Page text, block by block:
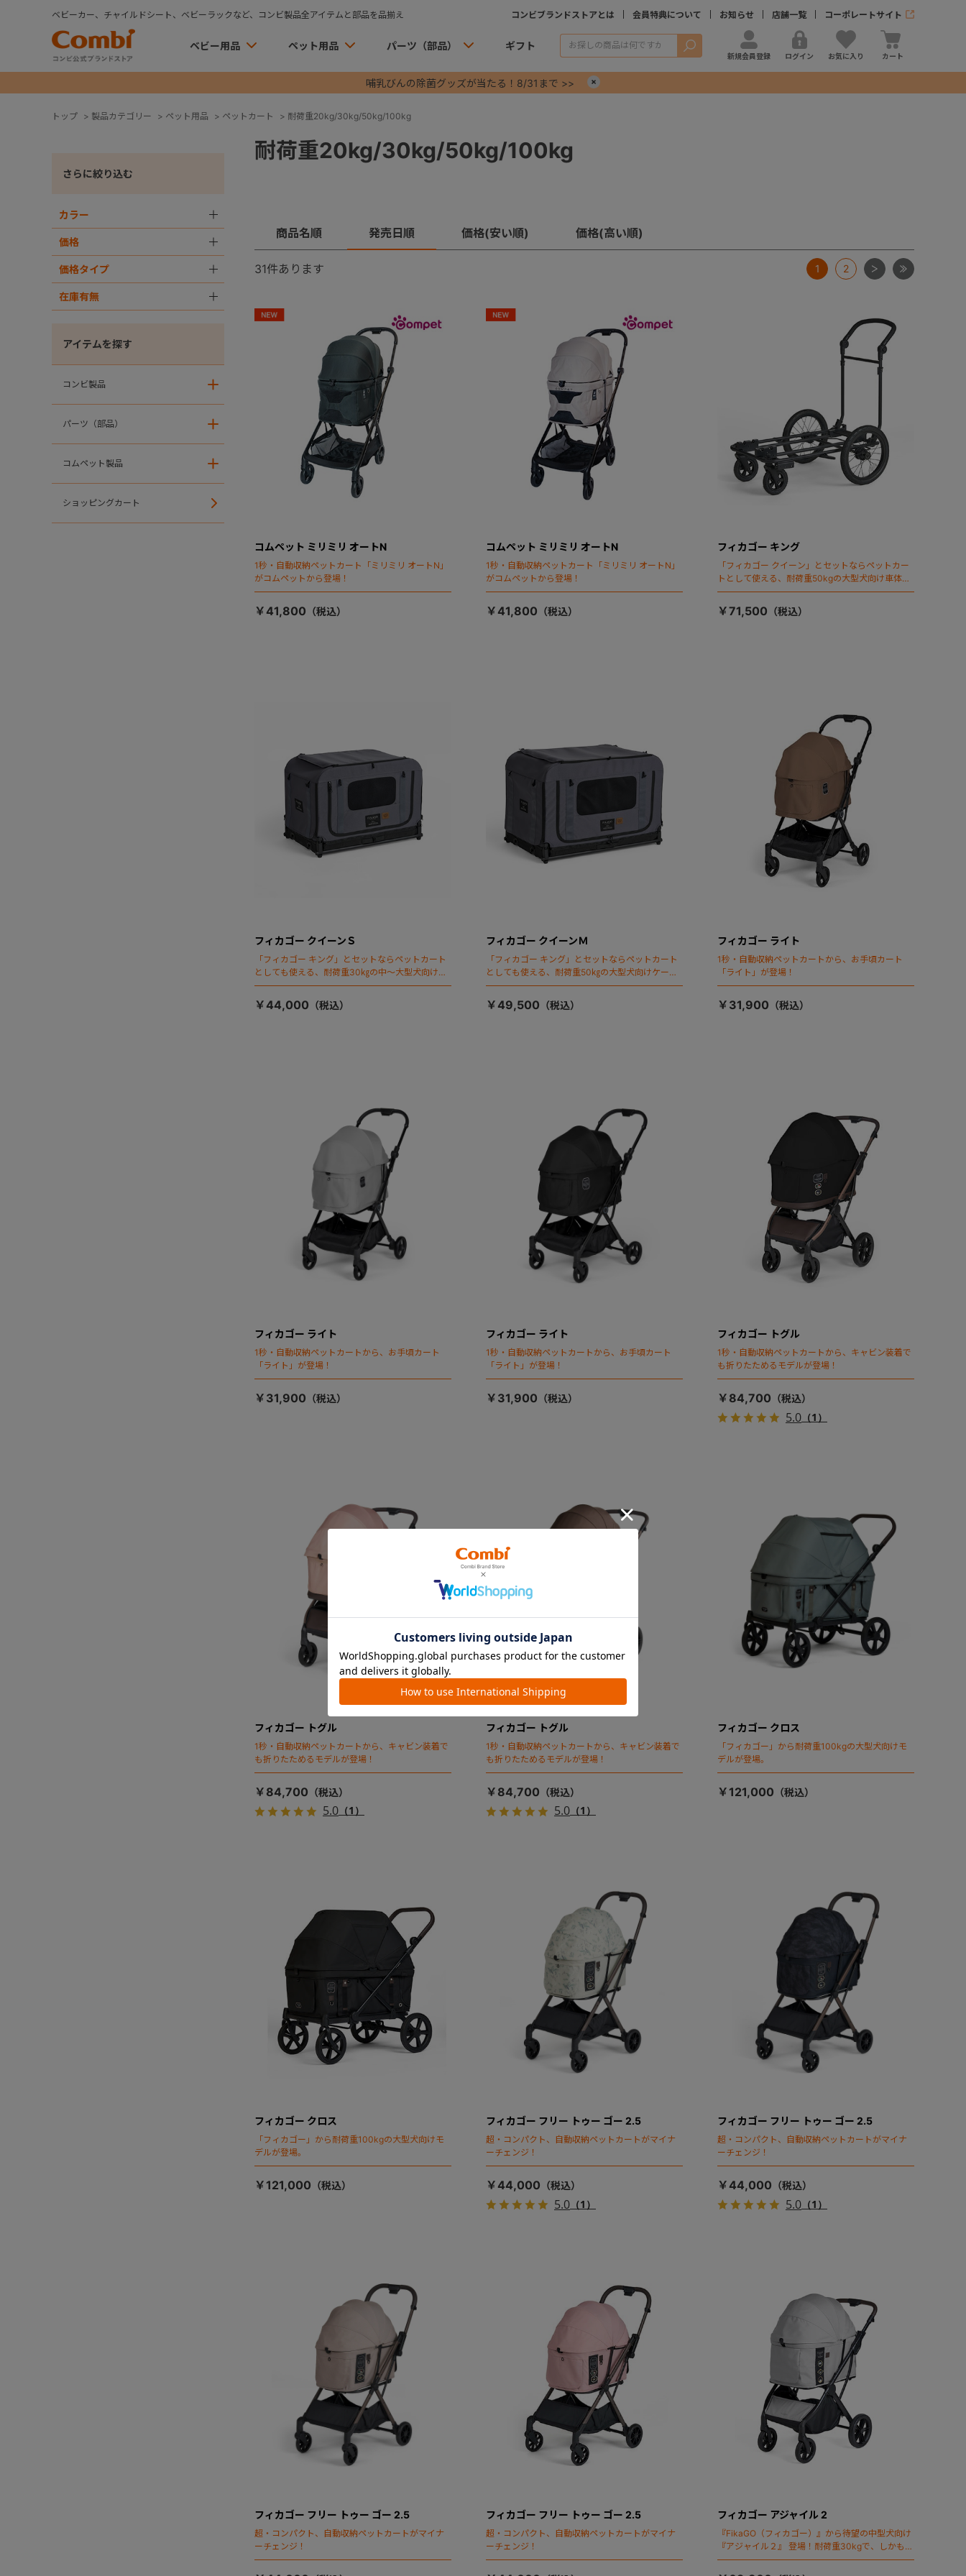
ベビーカー、チャイルドシート、ベビーラックなど、コンビ製品全アイテムと部品を品揃え コンビブランドストアとは 会員特典について お知らせ 店舗一覧 コーポレートサイト
ベビー用品 ペット用品 パーツ（部品） ギフト 検索
新規会員登録 ログイン お気に入り カート
哺乳びんの除菌グッズが当たる！8/31まで >>
トップ > 製品カテゴリー > ペット用品 > ペットカート > 耐荷重20kg/30kg/50kg/100kg
さらに絞り込む
カラー
価格
価格タイプ
在庫有無
アイテムを探す
コンビ製品
パーツ（部品）
コムペット製品
ショッピングカート
耐荷重20kg/30kg/50kg/100kg
商品名順 発売日順 価格(安い順) 価格(高い順)
31件あります 1 2 次 最後
コムペット ミリミリ オートN
1秒・自動収納ペットカート「ミリミリ オートN」
がコムペットから登場！
￥41,800
コムペット ミリミリ オートN
1秒・自動収納ペットカート「ミリミリ オートN」
がコムペットから登場！
￥41,800
フィカゴー キング
「フィカゴー クイーン」とセットならペットカー
トとして使える、耐荷重50kgの大型犬向け車体登
場！
￥71,500
フィカゴー クイーンＳ
「フィカゴー キング」とセットならペットカート
としても使える、耐荷重30㎏の中～大型犬向けケ
ージが登場！
￥44,000
フィカゴー クイーンＭ
「フィカゴー キング」とセットならペットカート
としても使える、耐荷重50㎏の大型犬向けケージ
が登場！
￥49,500
フィカゴー ライト
1秒・自動収納ペットカートから、お手頃カート
「ライト」が登場！
￥31,900
フィカゴー ライト
1秒・自動収納ペットカートから、お手頃カート
「ライト」が登場！
￥31,900
フィカゴー ライト
1秒・自動収納ペットカートから、お手頃カート
「ライト」が登場！
￥31,900
フィカゴー トグル
1秒・自動収納ペットカートから、キャビン装着で
も折りたためるモデルが登場！
￥84,700
5.0（1）
フィカゴー トグル
1秒・自動収納ペットカートから、キャビン装着で
も折りたためるモデルが登場！
￥84,700
5.0 （1）
フィカゴー トグル
1秒・自動収納ペットカートから、キャビン装着で
も折りたためるモデルが登場！
￥84,700
5.0（1）
フィカゴー クロス
「フィカゴー」から耐荷重100kgの大型犬向けモ
デルが登場。
￥121,000
フィカゴー クロス
「フィカゴー」から耐荷重100kgの大型犬向けモ
デルが登場。
￥121,000
フィカゴー フリー トゥー ゴー 2.5
超・コンパクト、自動収納ペットカートがマイナ
ーチェンジ！
￥44,000
5.0（1）
フィカゴー フリー トゥー ゴー 2.5
超・コンパクト、自動収納ペットカートがマイナ
ーチェンジ！
￥44,000
5.0（1）
フィカゴー フリー トゥー ゴー 2.5
超・コンパクト、自動収納ペットカートがマイナ
ーチェンジ！
フィカゴー フリー トゥー ゴー 2.5
超・コンパクト、自動収納ペットカートがマイナ
ーチェンジ！
フィカゴー アジャイル 2
『FikaGO（フィカゴー）』から待望の中型犬向け
『アジャイル２』 登場！耐荷重30kgで、しかも1
秒・自動収納機能搭載！！